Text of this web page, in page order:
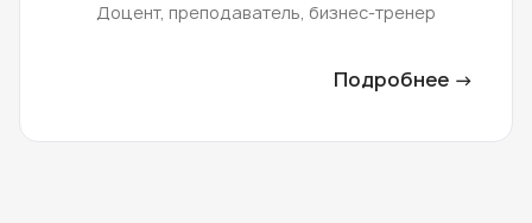
Доцент, преподаватель, бизнес-тренер
Подробнее →